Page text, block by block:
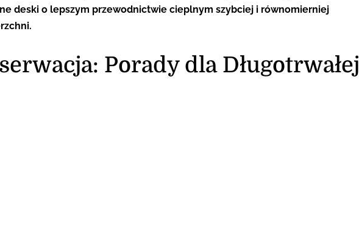
deski o lepszym przewodnictwie cieplnym szybciej i równomierniej
Porady dla Długotrwałej